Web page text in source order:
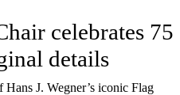
celebrates 75
details
J. Wegner’s iconic Flag